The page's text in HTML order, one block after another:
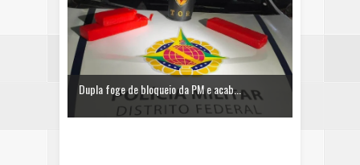
Dupla foge de bloqueio da PM e acab...